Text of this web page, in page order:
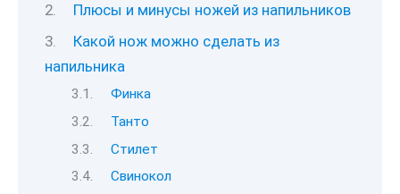
Плюсы и минусы ножей из напильников
Какой нож можно сделать из
напильника
Финка
Танто
Стилет
Свинокол